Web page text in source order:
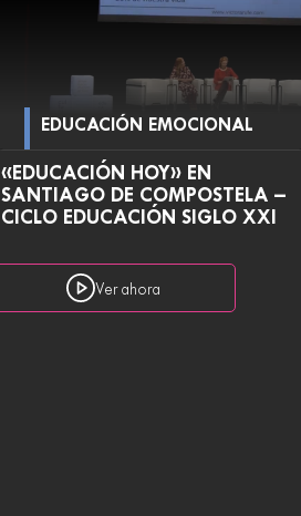
EDUCACIÓN EMOCIONAL
«EDUCACIÓN HOY» EN
SANTIAGO DE COMPOSTELA –
CICLO EDUCACIÓN SIGLO XXI
Ver ahora